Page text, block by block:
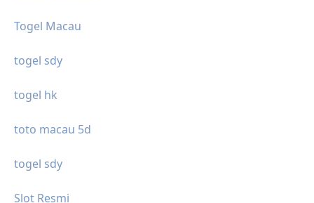
Togel Macau
togel sdy
togel hk
toto macau 5d
togel sdy
Slot Resmi